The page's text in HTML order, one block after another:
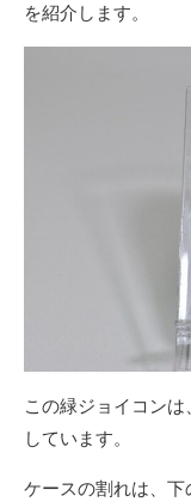
を紹介します。
この緑ジョイコン
しています。
ケースの割れは、